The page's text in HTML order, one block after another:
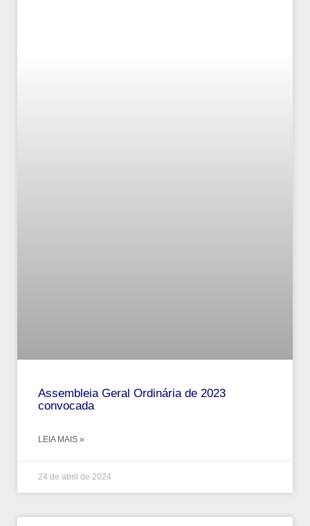
Assembleia Geral Ordinária de 2023
convocada
LEIA MAIS »
24 de abril de 2024